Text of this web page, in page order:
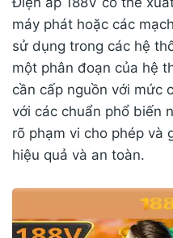
máy phát hoặc các
sử dụng trong các hệ
một phân đoạn của hệ
cần cấp nguồn với mức
với các chuẩn phổ biến
rõ phạm vi cho phép và
hiệu quả và an toàn.